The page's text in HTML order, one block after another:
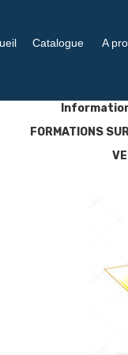
Catalogue A
FORMATIONS